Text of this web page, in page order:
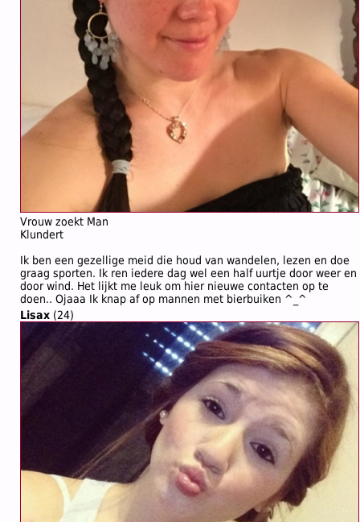
Vrouw zoekt Man
Klundert
Ik ben een gezellige meid die houd van wandelen, lezen en doe
graag sporten. Ik ren iedere dag wel een half uurtje door weer en
door wind. Het lijkt me leuk om hier nieuwe contacten op te
doen.. Ojaaa Ik knap af op mannen met bierbuiken ^_^
Lisax (24)